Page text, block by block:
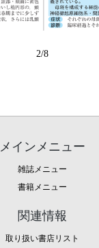
2/8
メインメニュー
雑誌メニュー
書籍メニュー
関連情報
取り扱い書店リスト